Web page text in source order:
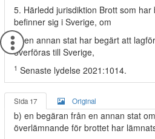
5. Härledd jurisdiktion Brott som
befinner sig i Sverige, om
a) en annan stat har begärt att
överföras till Sverige,
1 Senaste lydelse 2021:1014.
Sida 17 Original
b) en begäran från en annan stat
överlämnande för brottet har